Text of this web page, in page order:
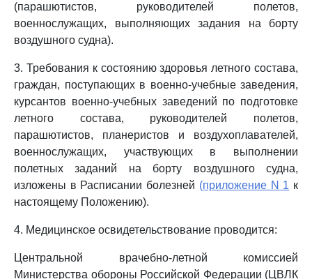
(парашютистов, руководителей полетов,
военнослужащих, выполняющих задания на борту
воздушного судна).
3. Требования к состоянию здоровья летного состава,
граждан, поступающих в военно-учебные заведения,
курсантов военно-учебных заведений по подготовке
летного состава, руководителей полетов,
парашютистов, планеристов и воздухоплавателей,
военнослужащих, участвующих в выполнении
полетных заданий на борту воздушного судна,
изложены в Расписании болезней (приложение N 1 к
настоящему Положению).
4. Медицинское освидетельствование проводится:
Центральной врачебно-летной комиссией
Министерства обороны Российской Федерации (ЦВЛК